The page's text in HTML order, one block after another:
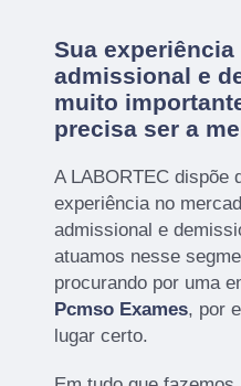
Sua experiência
admissional e
muito
precisa ser a
A LABORTEC dispõe
experiência no
admissional e
atuamos nesse
procurando por uma
Pcmso Exames, por
lugar certo.